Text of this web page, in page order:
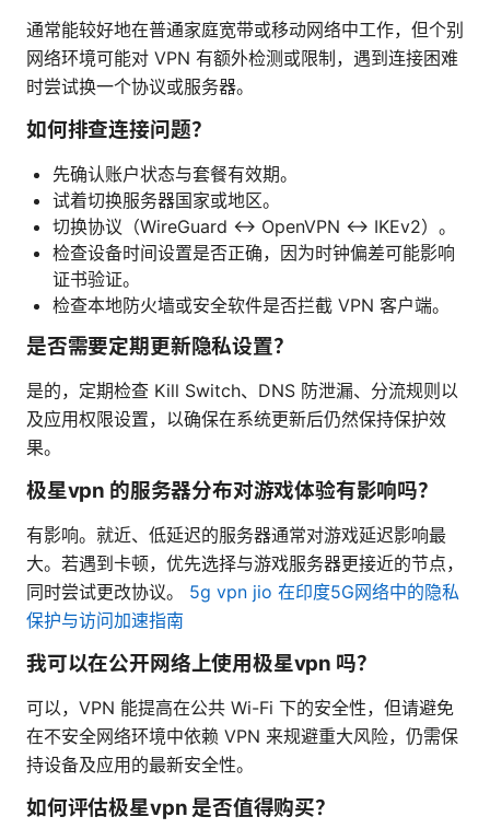
通常能较好地在普通家庭宽带或移动网络中工作，但个别
网络环境可能对 VPN 有额外检测或限制，遇到连接困难
时尝试换一个协议或服务器。
如何排查连接问题？
先确认账户状态与套餐有效期。
试着切换服务器国家或地区。
切换协议（WireGuard ↔ OpenVPN ↔ IKEv2）。
检查设备时间设置是否正确，因为时钟偏差可能影响
证书验证。
检查本地防火墙或安全软件是否拦截 VPN 客户端。
是否需要定期更新隐私设置？
是的，定期检查 Kill Switch、DNS 防泄漏、分流规则以
及应用权限设置，以确保在系统更新后仍然保持保护效
果。
极星vpn 的服务器分布对游戏体验有影响吗？
有影响。就近、低延迟的服务器通常对游戏延迟影响最
大。若遇到卡顿，优先选择与游戏服务器更接近的节点，
同时尝试更改协议。 5g vpn jio 在印度5G网络中的隐私
保护与访问加速指南
我可以在公开网络上使用极星vpn 吗？
可以，VPN 能提高在公共 Wi-Fi 下的安全性，但请避免
在不安全网络环境中依赖 VPN 来规避重大风险，仍需保
持设备及应用的最新安全性。
如何评估极星vpn 是否值得购买？